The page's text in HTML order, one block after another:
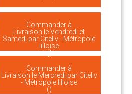
Commander à
Livraison le Vendredi et
Samedi par Citeliv - Métropole
lilloise
()
Commander à
Livraison le Mercredi par Citeliv
- Métropole lilloise
()